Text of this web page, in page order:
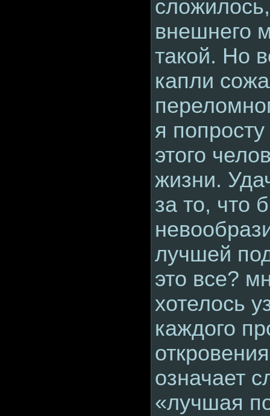
внешнего
такой. Но
капли
я
этого
жизни.
за то, что
лучшей
это все?
хотелось
каждого
означает
«лучшая